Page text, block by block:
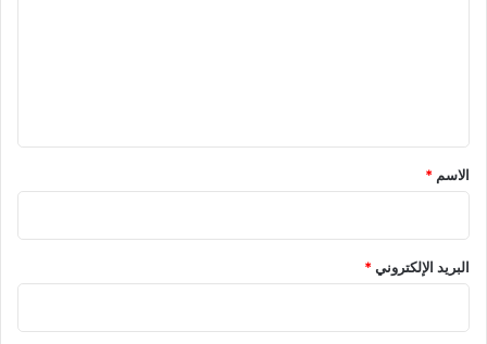
*
الاسم *
البريد الإلكتروني*